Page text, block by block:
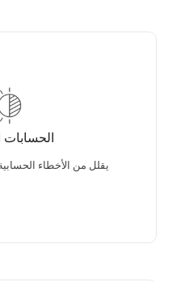
الحسابات
يقلل من الأخطاء
الحسابات
يقلل من الأخطاء